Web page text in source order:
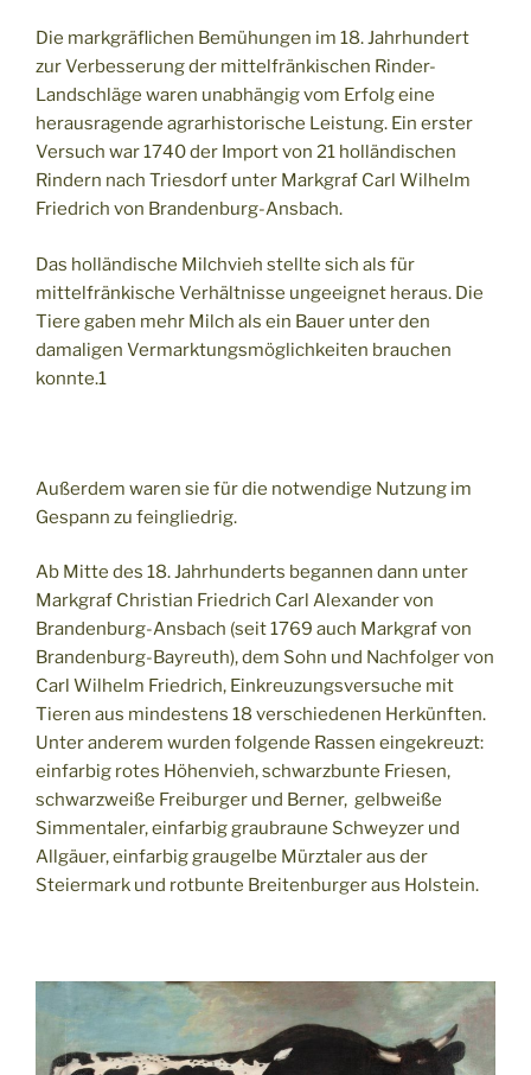
Die markgräflichen Bemühungen im 18. Jahrhundert
zur Verbesserung der mittelfränkischen Rinder-
Landschläge waren unabhängig vom Erfolg eine
herausragende agrarhistorische Leistung. Ein erster
Versuch war 1740 der Import von 21 holländischen
Rindern nach Triesdorf unter Markgraf Carl Wilhelm
Friedrich von Brandenburg-Ansbach.
Das holländische Milchvieh stellte sich als für
mittelfränkische Verhältnisse ungeeignet heraus. Die
Tiere gaben mehr Milch als ein Bauer unter den
damaligen Vermarktungsmöglichkeiten brauchen
konnte.1
Außerdem waren sie für die notwendige Nutzung im
Gespann zu feingliedrig.
Ab Mitte des 18. Jahrhunderts begannen dann unter
Markgraf Christian Friedrich Carl Alexander von
Brandenburg-Ansbach (seit 1769 auch Markgraf von
Brandenburg-Bayreuth), dem Sohn und Nachfolger von
Carl Wilhelm Friedrich, Einkreuzungsversuche mit
Tieren aus mindestens 18 verschiedenen Herkünften.
Unter anderem wurden folgende Rassen eingekreuzt:
einfarbig rotes Höhenvieh, schwarzbunte Friesen,
schwarzweiße Freiburger und Berner, gelbweiße
Simmentaler, einfarbig graubraune Schweyzer und
Allgäuer, einfarbig graugelbe Mürztaler aus der
Steiermark und rotbunte Breitenburger aus Holstein.